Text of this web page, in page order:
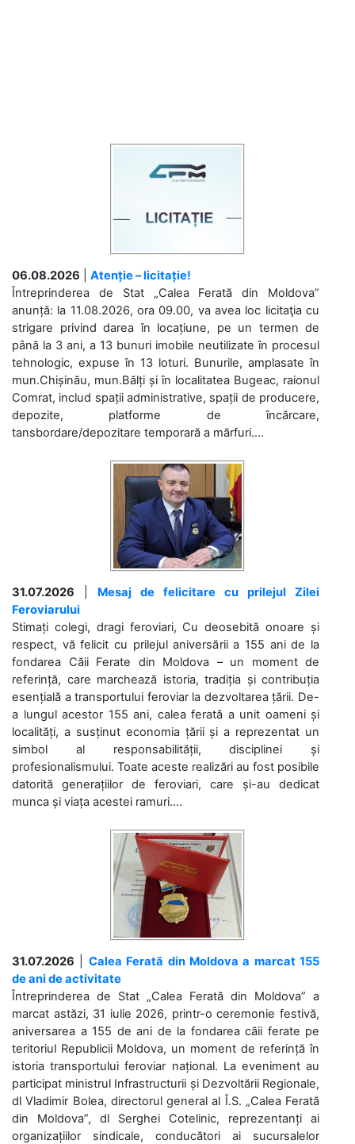
06.08.2026
Atenție – licitație!
Întreprinderea de Stat „Calea Ferată din Moldova”
anunță: la 11.08.2026, ora 09.00, va avea loc licitaţia cu
strigare privind darea în locațiune, pe un termen de
până la 3 ani, a 13 bunuri imobile neutilizate în procesul
tehnologic, expuse în 13 loturi. Bunurile, amplasate în
mun.Chișinău, mun.Bălți și în localitatea Bugeac, raionul
Comrat, includ spații administrative, spații de producere,
depozite, platforme de încărcare,
tansbordare/depozitare temporară a mărfuri....
31.07.2026
Mesaj de felicitare cu prilejul Zilei
Feroviarului
Stimați colegi, dragi feroviari, Cu deosebită onoare și
respect, vă felicit cu prilejul aniversării a 155 ani de la
fondarea Căii Ferate din Moldova – un moment de
referință, care marchează istoria, tradiția și contribuția
esențială a transportului feroviar la dezvoltarea țării. De-
a lungul acestor 155 ani, calea ferată a unit oameni și
localități, a susținut economia țării și a reprezentat un
simbol al responsabilității, disciplinei și
profesionalismului. Toate aceste realizări au fost posibile
datorită generațiilor de feroviari, care și-au dedicat
munca și viața acestei ramuri....
31.07.2026
Calea Ferată din Moldova a marcat 155
de ani de activitate
Întreprinderea de Stat „Calea Ferată din Moldova” a
marcat astăzi, 31 iulie 2026, printr-o ceremonie festivă,
aniversarea a 155 de ani de la fondarea căii ferate pe
teritoriul Republicii Moldova, un moment de referință în
istoria transportului feroviar național. La eveniment au
participat ministrul Infrastructurii și Dezvoltării Regionale,
dl Vladimir Bolea, directorul general al Î.S. „Calea Ferată
din Moldova”, dl Serghei Cotelinic, reprezentanți ai
organizațiilor sindicale, conducători ai sucursalelor